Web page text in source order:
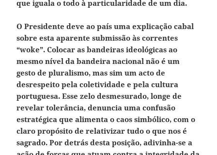
que iguala o todo à particularidade de um dia.
O Presidente deve ao país uma explicação cabal
sobre esta aparente submissão às correntes
“woke”. Colocar as bandeiras ideológicas ao
mesmo nível da bandeira nacional não é um
gesto de pluralismo, mas sim um acto de
desrespeito pela coletividade e pela cultura
portuguesa. Esse zelo desmesurado, longe de
revelar tolerância, denuncia uma confusão
estratégica que alimenta o caos simbólico, com o
claro propósito de relativizar tudo o que nos é
sagrado. Por detrás desta posição, adivinha-se a